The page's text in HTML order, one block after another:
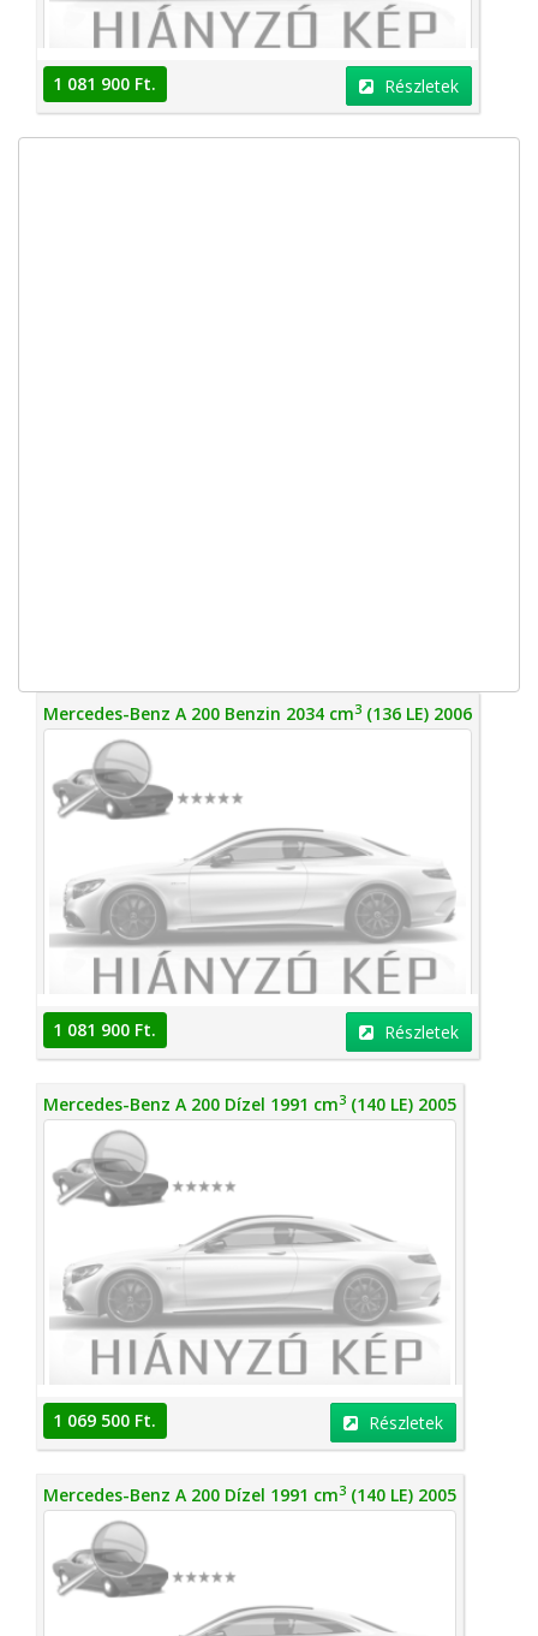
1 081 900 Ft. Részletek
Mercedes-Benz A 200 Benzin 2034 cm3 (136 LE) 2006
1 081 900 Ft. Részletek
Mercedes-Benz A 200 Dízel 1991 cm3 (140 LE) 2005
1 069 500 Ft. Részletek
Mercedes-Benz A 200 Dízel 1991 cm3 (140 LE) 2005